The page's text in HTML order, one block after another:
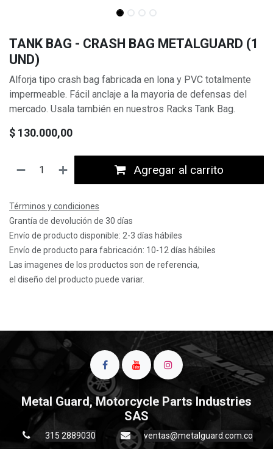
TANK BAG - CRASH BAG METALGUARD (1
UND)
Alforja tipo crash bag fabricada en lona y PVC totalmente
impermeable. Fácil anclaje a la mayoria de defensas del
mercado. Usala también en nuestros Racks Tank Bag.
$ 130.000,00
Agregar al carrito
Términos y condiciones
Grantía de devolución de 30 días
Envío de producto disponible: 2-3 días hábiles
Envío de producto para fabricación: 10-12 días hábiles
Las imagenes de los productos son de referencia,
el diseño del producto puede variar.
Metal Guard, Motorcycle Parts Industries
SAS
315 2889030 ventas@metalguard.com.co